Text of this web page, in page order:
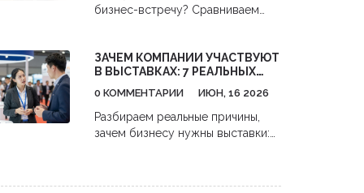
бизнес-встречу? Сравниваем
Практические советы по выбору
места для сделок и нетворкинга.
ЗАЧЕМ КОМПАНИИ УЧАСТВУЮТ
В ВЫСТАВКАХ: 7 РЕАЛЬНЫХ
БЮДЖЕТ
0 КОММЕНТАРИИ ИЮН, 16 2026
Разбираем реальные причины,
зачем бизнесу нужны выставки: